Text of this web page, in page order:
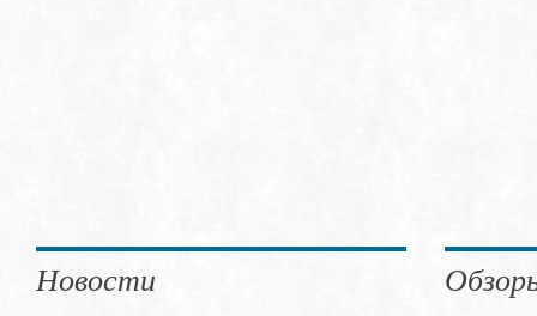
Новости